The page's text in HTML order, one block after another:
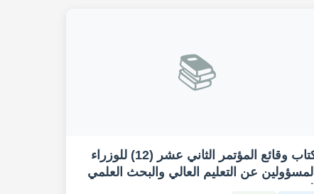
📚
كتاب وقائع المؤتمر الثاني عشر (12) للوزراء
المسؤولين عن التعليم العالي والبحث العلمي